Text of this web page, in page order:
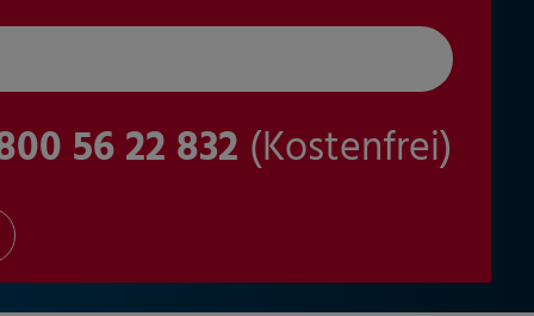
56 22 832 (Kostenfrei)